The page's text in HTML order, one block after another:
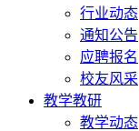
行业动态
通知公告
应聘报名
校友风采
教学教研
教学动态